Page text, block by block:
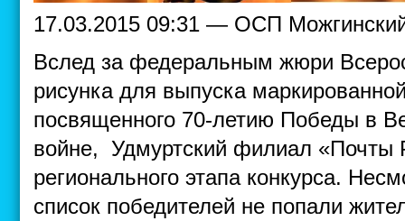
17.03.2015 09:31 — ОСП
Вслед за федеральным жюри
рисунка для выпуска
посвященного 70-летию Победы в
войне, Удмуртский филиал «Почты
регионального этапа конкурса.
список победителей не попали